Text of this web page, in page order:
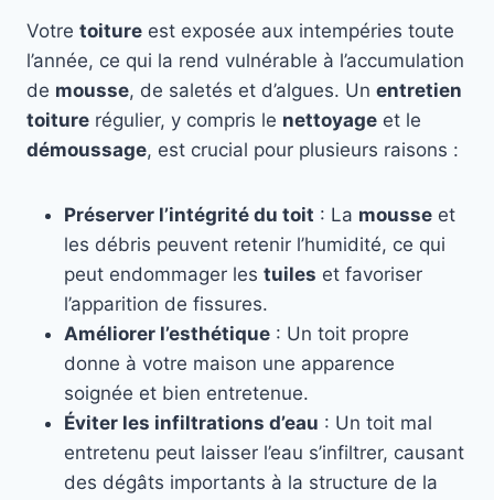
Votre toiture est exposée aux intempéries toute
l’année, ce qui la rend vulnérable à l’accumulation
de mousse, de saletés et d’algues. Un entretien
toiture régulier, y compris le nettoyage et le
démoussage, est crucial pour plusieurs raisons :
Préserver l’intégrité du toit : La mousse et
les débris peuvent retenir l’humidité, ce qui
peut endommager les tuiles et favoriser
l’apparition de fissures.
Améliorer l’esthétique : Un toit propre
donne à votre maison une apparence
soignée et bien entretenue.
Éviter les infiltrations d’eau : Un toit mal
entretenu peut laisser l’eau s’infiltrer, causant
des dégâts importants à la structure de la